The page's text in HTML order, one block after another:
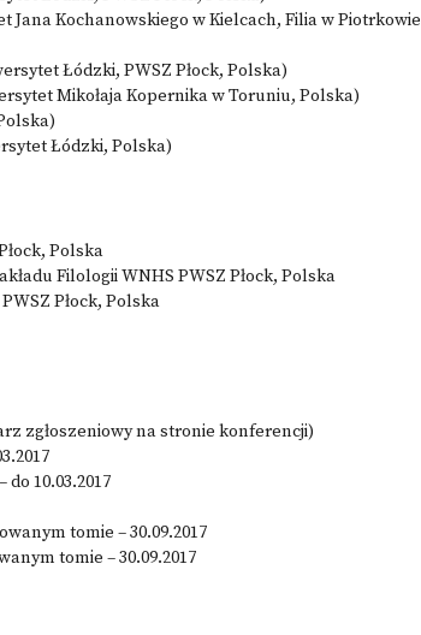
Kochanowskiego w Kielcach, Filia w Piotrkowie
Łódzki, PWSZ Płock, Polska)
Mikołaja Kopernika w Toruniu, Polska)
Łódzki, Polska)
Polska
Filologii WNHS PWSZ Płock, Polska
Płock, Polska
zgłoszeniowy na stronie konferencji)
10.03.2017
tomie – 30.09.2017
tomie – 30.09.2017